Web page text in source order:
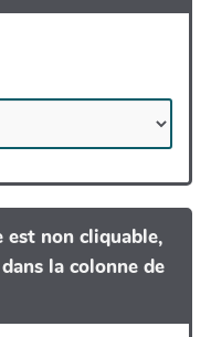
non cliquable,
la colonne de